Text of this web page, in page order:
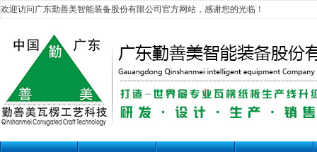
欢迎访问广东勤善美智能装备股份有限公司官方网站，感谢您的光临！